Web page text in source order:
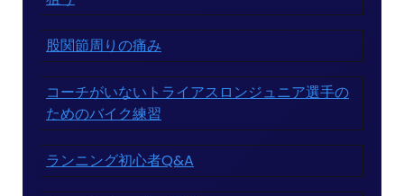
股関節周りの痛み
コーチがいないトライアスロンジュニア選手の
ためのバイク練習
ランニング初心者Q&A